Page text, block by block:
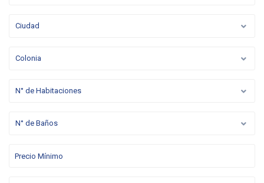
Ciudad
Colonia
N° de Habitaciones
N° de Baños